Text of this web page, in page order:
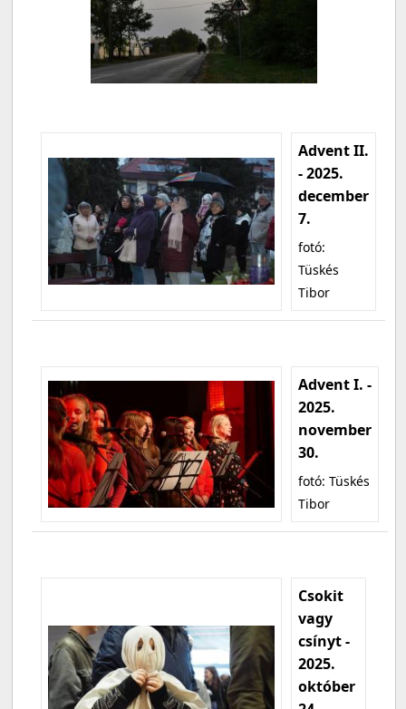
Advent II.
- 2025.
december
7.
fotó:
Tüskés
Tibor
Advent I. -
2025.
november
30.
fotó: Tüskés
Tibor
Csokit
vagy
csínyt -
2025.
október